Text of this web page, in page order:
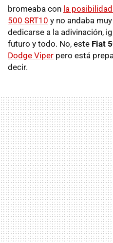
bromeaba con la
500 SRT10 y no andaba
dedicarse a la adivinación,
futuro y todo. No, este Fiat
Dodge Viper pero está
decir.